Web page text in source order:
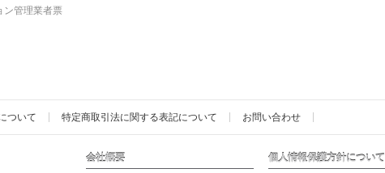
ン管理業者票
ついて 特定商取引法に関する表記について お問い合わせ
会社概要 個人情報保護方針について